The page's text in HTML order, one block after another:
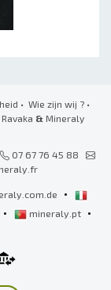
• Wie zijn wij ? •
Ravaka & Mineraly
07 67 76 45 88
•
• mineraly.pt •